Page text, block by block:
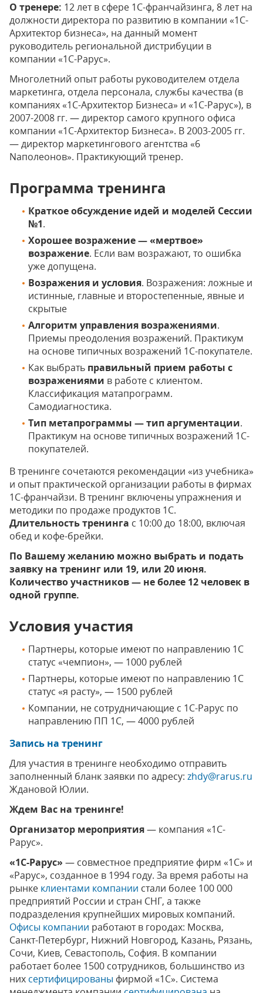
О тренере: 12 лет в сфере 1С-франчайзинга, 8 лет на
должности директора по развитию в компании «1С-
Архитектор бизнеса», на данный момент
руководитель региональной дистрибуции в
компании «1С-Рарус».
Многолетний опыт работы руководителем отдела
маркетинга, отдела персонала, службы качества (в
компаниях «1С-Архитектор Бизнеса» и «1С-Рарус»), в
2007-2008 гг. — директор самого крупного офиса
компании «1С-Архитектор Бизнеса». В 2003-2005 гг.
— директор маркетингового агентства «6
Nаполеонов». Практикующий тренер.
Программа тренинга
Краткое обсуждение идей и моделей Сессии
№1.
Хорошее возражение — «мертвое»
возражение. Если вам возражают, то ошибка
уже допущена.
Возражения и условия. Возражения: ложные и
истинные, главные и второстепенные, явные и
скрытые
Алгоритм управления возражениями.
Приемы преодоления возражений. Практикум
на основе типичных возражений 1С-покупателе.
Как выбрать правильный прием работы с
возражениями в работе с клиентом.
Классификация матапрограмм.
Самодиагностика.
Тип метапрограммы — тип аргументации.
Практикум на основе типичных возражений 1С-
покупателей.
В тренинге сочетаются рекомендации «из учебника»
и опыт практической организации работы в фирмах
1С-франчайзи. В тренинг включены упражнения и
методики по продаже продуктов 1С.
Длительность тренинга с 10:00 до 18:00, включая
обед и кофе-брейки.
По Вашему желанию можно выбрать и подать
заявку на тренинг или 19, или 20 июня.
Количество участников — не более 12 человек в
одной группе.
Условия участия
Партнеры, которые имеют по направлению 1С
статус «чемпион», — 1000 рублей
Партнеры, которые имеют по направлению 1С
статус «я расту», — 1500 рублей
Компании, не сотрудничающие с 1С-Рарус по
направлению ПП 1С, — 4000 рублей
Запись на тренинг
Для участия в тренинге необходимо отправить
заполненный бланк заявки по адресу: zhdy@rarus.ru
Ждановой Юлии.
Ждем Вас на тренинге!
Организатор мероприятия— компания «1С-
Рарус».
«1С-Рарус» — совместное предприятие фирм «1С» и
«Рарус», созданное в 1994 году. За время работы на
рынке клиентами компании стали более 100 000
предприятий России и стран СНГ, а также
подразделения крупнейших мировых компаний.
Офисы компании работают в городах: Москва,
Санкт-Петербург, Нижний Новгород, Казань, Рязань,
Сочи, Киев, Севастополь, София. В компании
работает более 1500 сотрудников, большинство из
них сертифицированы фирмой «1С». Система